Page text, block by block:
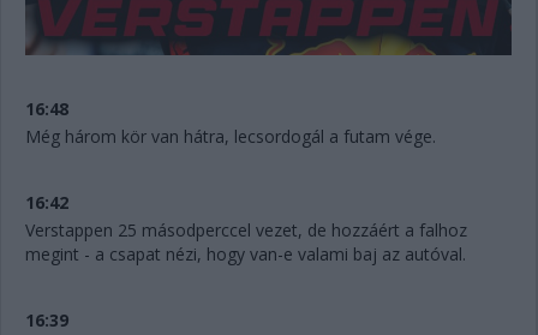
16:48
Még három kör van hátra, lecsordogál a futam vége.
16:42
Verstappen 25 másodperccel vezet, de hozzáért a falhoz
megint - a csapat nézi, hogy van-e valami baj az autóval.
16:39